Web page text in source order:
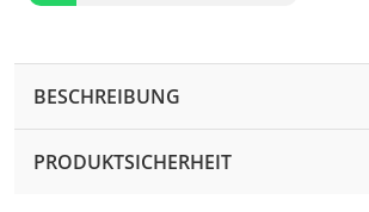
BESCHREIBUNG
PRODUKTSICHERHEIT